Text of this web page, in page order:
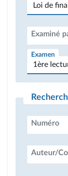
Examiné
Examen
Numéro
Auteur/